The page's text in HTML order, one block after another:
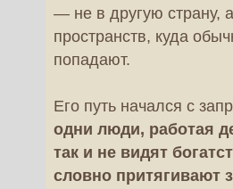
— не в другую страну,
пространств, куда
попадают.
Его путь начался с
одни люди, работая
так и не видят
словно притягивают